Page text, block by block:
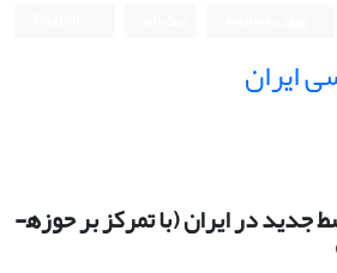
ایران
برآمدن طبقه­ ی متوسط جدید در ایران (با تمرکز بر حوزه­